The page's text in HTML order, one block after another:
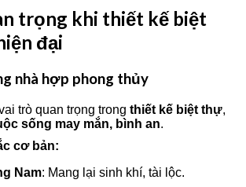
trọng khi thiết kế biệt
đại
nhà hợp phong thủy
trò quan trọng trong thiết kế biệt thự,
sống may mắn, bình an.
cơ bản:
Nam: Mang lại sinh khí, tài lộc.